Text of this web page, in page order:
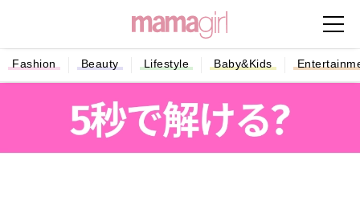
Fashion Beauty Lifestyle Baby&Kids